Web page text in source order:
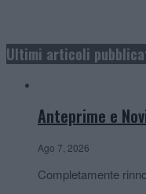
Ultimi articoli
Anteprime e
Ago 7, 2026
Completamente